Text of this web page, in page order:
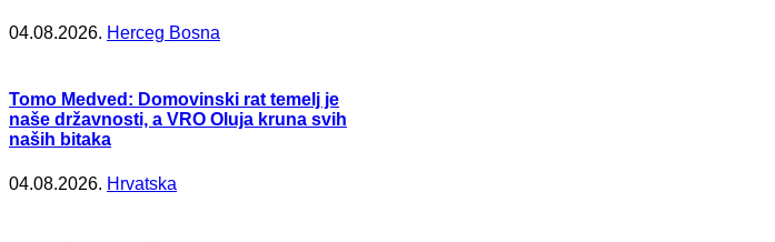
04.08.2026. Herceg Bosna
Tomo Medved: Domovinski rat temelj je
naše državnosti, a VRO Oluja kruna svih
naših bitaka
04.08.2026. Hrvatska